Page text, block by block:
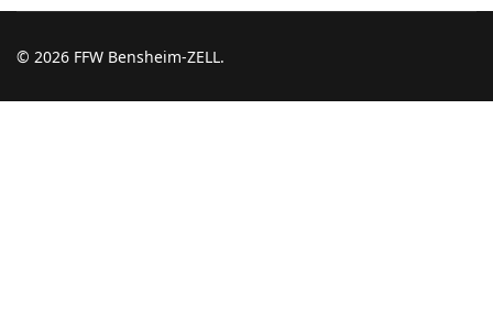
© 2026 FFW Bensheim-ZELL.